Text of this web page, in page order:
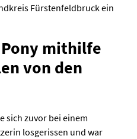
Fürstenfeldbruck ein
mithilfe
von den
sich zuvor bei einem
losgerissen und war